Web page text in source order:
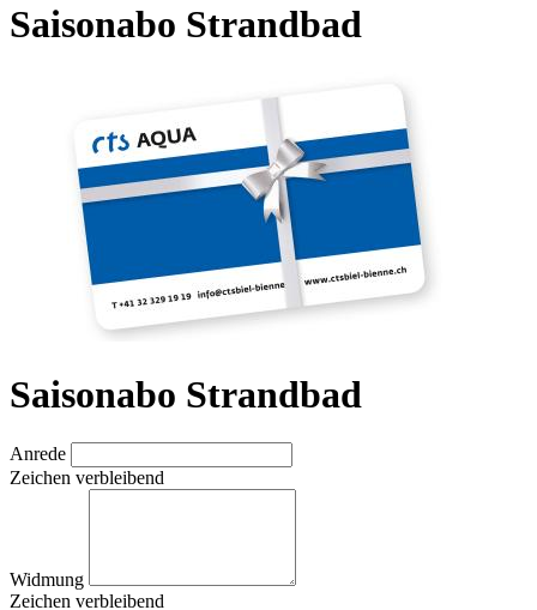
Saisonabo Strandbad
Saisonabo Strandbad
Anrede
Zeichen verbleibend
Widmung
Zeichen verbleibend